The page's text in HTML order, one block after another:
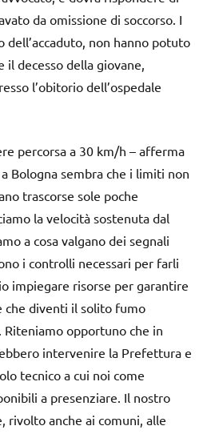
da omissione di soccorso. I
dell’accaduto, non hanno potuto
il decesso della giovane,
l’obitorio dell’ospedale
percorsa a 30 km/h – afferma
Bologna sembra che i limiti non
trascorse sole poche
la velocità sostenuta dal
a cosa valgano dei segnali
i controlli necessari per farli
impiegare risorse per garantire
che diventi il solito fumo
Riteniamo opportuno che in
intervenire la Prefettura e
tecnico a cui noi come
a presenziare. Il nostro
rivolto anche ai comuni, alle